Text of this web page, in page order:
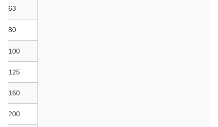
63
80
100
125
160
200